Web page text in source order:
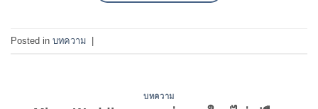
Posted in บทความ |
บทความ